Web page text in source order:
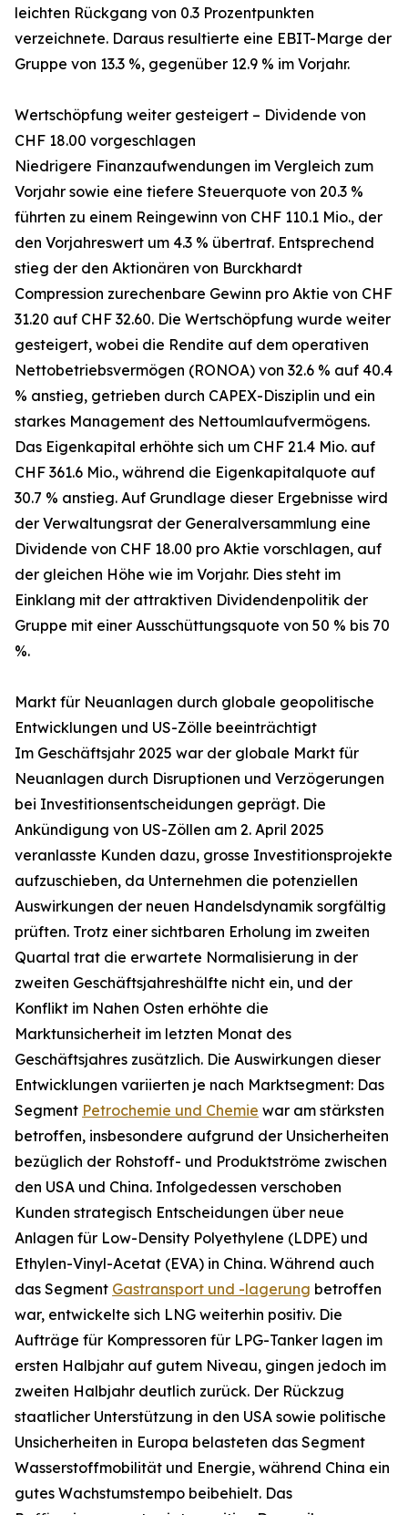
leichten Rückgang von 0.3 Prozentpunkten
verzeichnete. Daraus resultierte eine EBIT-Marge der
Gruppe von 13.3 %, gegenüber 12.9 % im Vorjahr.
Wertschöpfung weiter gesteigert – Dividende von
CHF 18.00 vorgeschlagen
Niedrigere Finanzaufwendungen im Vergleich zum
Vorjahr sowie eine tiefere Steuerquote von 20.3 %
führten zu einem Reingewinn von CHF 110.1 Mio., der
den Vorjahreswert um 4.3 % übertraf. Entsprechend
stieg der den Aktionären von Burckhardt
Compression zurechenbare Gewinn pro Aktie von CHF
31.20 auf CHF 32.60. Die Wertschöpfung wurde weiter
gesteigert, wobei die Rendite auf dem operativen
Nettobetriebsvermögen (RONOA) von 32.6 % auf 40.4
% anstieg, getrieben durch CAPEX-Disziplin und ein
starkes Management des Nettoumlaufvermögens.
Das Eigenkapital erhöhte sich um CHF 21.4 Mio. auf
CHF 361.6 Mio., während die Eigenkapitalquote auf
30.7 % anstieg. Auf Grundlage dieser Ergebnisse wird
der Verwaltungsrat der Generalversammlung eine
Dividende von CHF 18.00 pro Aktie vorschlagen, auf
der gleichen Höhe wie im Vorjahr. Dies steht im
Einklang mit der attraktiven Dividendenpolitik der
Gruppe mit einer Ausschüttungsquote von 50 % bis 70
%.
Markt für Neuanlagen durch globale geopolitische
Entwicklungen und US-Zölle beeinträchtigt
Im Geschäftsjahr 2025 war der globale Markt für
Neuanlagen durch Disruptionen und Verzögerungen
bei Investitionsentscheidungen geprägt. Die
Ankündigung von US-Zöllen am 2. April 2025
veranlasste Kunden dazu, grosse Investitionsprojekte
aufzuschieben, da Unternehmen die potenziellen
Auswirkungen der neuen Handelsdynamik sorgfältig
prüften. Trotz einer sichtbaren Erholung im zweiten
Quartal trat die erwartete Normalisierung in der
zweiten Geschäftsjahreshälfte nicht ein, und der
Konflikt im Nahen Osten erhöhte die
Marktunsicherheit im letzten Monat des
Geschäftsjahres zusätzlich. Die Auswirkungen dieser
Entwicklungen variierten je nach Marktsegment: Das
Segment Petrochemie und Chemie war am stärksten
betroffen, insbesondere aufgrund der Unsicherheiten
bezüglich der Rohstoff- und Produktströme zwischen
den USA und China. Infolgedessen verschoben
Kunden strategisch Entscheidungen über neue
Anlagen für Low-Density Polyethylene (LDPE) und
Ethylen-Vinyl-Acetat (EVA) in China. Während auch
das Segment Gastransport und -lagerung betroffen
war, entwickelte sich LNG weiterhin positiv. Die
Aufträge für Kompressoren für LPG-Tanker lagen im
ersten Halbjahr auf gutem Niveau, gingen jedoch im
zweiten Halbjahr deutlich zurück. Der Rückzug
staatlicher Unterstützung in den USA sowie politische
Unsicherheiten in Europa belasteten das Segment
Wasserstoffmobilität und Energie, während China ein
gutes Wachstumstempo beibehielt. Das